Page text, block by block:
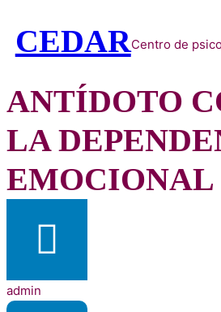
CEDARCentro de
ANTÍDOTO
LA
EMOCIONAL
admin